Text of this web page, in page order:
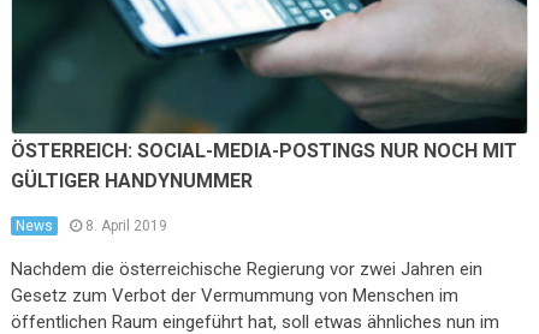
ÖSTERREICH: SOCIAL-MEDIA-POSTINGS NUR NOCH MIT
GÜLTIGER HANDYNUMMER
News 8. April 2019
Nachdem die österreichische Regierung vor zwei Jahren ein
Gesetz zum Verbot der Vermummung von Menschen im
öffentlichen Raum eingeführt hat, soll etwas ähnliches nun im